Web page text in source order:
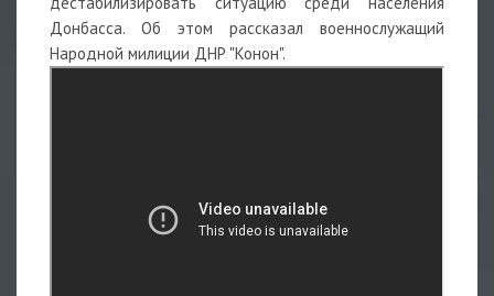
Донбасса. Об этом рассказал военнослужащий
Народной милиции ДНР "Конон".